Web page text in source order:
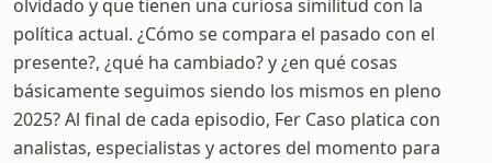
olvidado y que tienen una curiosa similitud con la
política actual. ¿Cómo se compara el pasado con el
presente?, ¿qué ha cambiado? y ¿en qué cosas
básicamente seguimos siendo los mismos en pleno
2025? Al final de cada episodio, Fer Caso platica con
analistas, especialistas y actores del momento para